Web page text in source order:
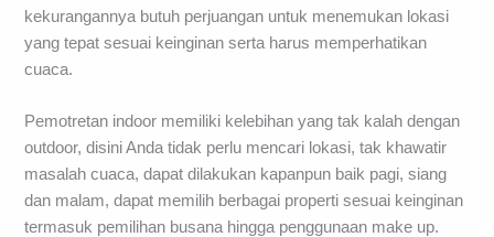
kekurangannya butuh perjuangan untuk menemukan lokasi
yang tepat sesuai keinginan serta harus memperhatikan
cuaca.
Pemotretan indoor memiliki kelebihan yang tak kalah dengan
outdoor, disini Anda tidak perlu mencari lokasi, tak khawatir
masalah cuaca, dapat dilakukan kapanpun baik pagi, siang
dan malam, dapat memilih berbagai properti sesuai keinginan
termasuk pemilihan busana hingga penggunaan make up.